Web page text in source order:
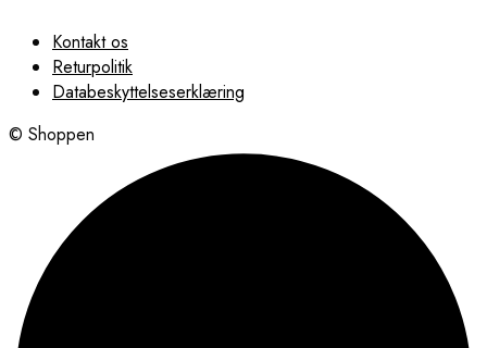
Kontakt os
Returpolitik
Databeskyttelseserklæring
© Shoppen